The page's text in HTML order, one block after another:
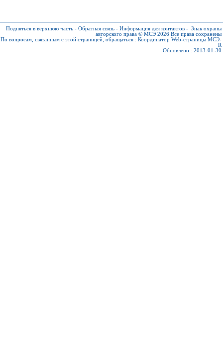
Подняться в верхнюю часть - Обратная связь - Информация для контактов - Знак охраны
авторского права © МСЭ 2026 Все права сохранены
По вопросам, связанным с этой страницей, обращаться : Координатор Web-страницы МСЭ-
R
Обновлено : 2013-01-30